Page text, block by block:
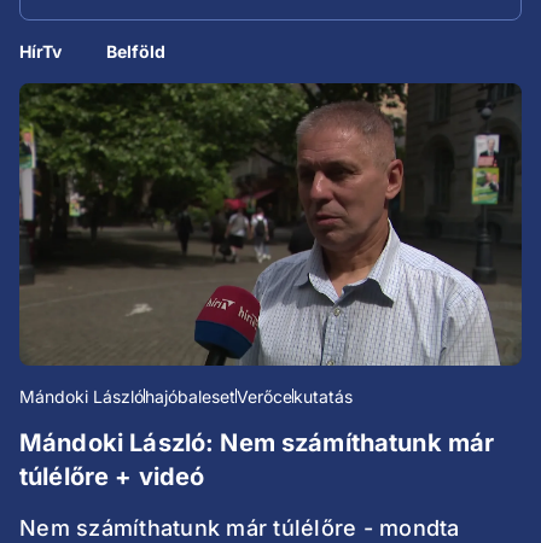
HírTv Belföld
Mándoki LászlóhajóbalesetVerőcekutatás
Mándoki László: Nem számíthatunk már
túlélőre + videó
Nem számíthatunk már túlélőre - mondta